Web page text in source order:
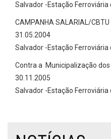
Salvador -Estação Ferroviária
CAMPANHA SALARIAL/CBTU
31.05.2004
Salvador -Estação Ferroviária
Contra a Municipalização dos
30.11.2005
Salvador -Estação Ferroviária